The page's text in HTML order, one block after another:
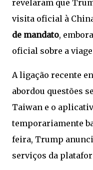
revelaram que
visita oficial à
de mandato,
oficial sobre a
A ligação recente
abordou questões
Taiwan e o
temporariamente
feira, Trump
serviços da